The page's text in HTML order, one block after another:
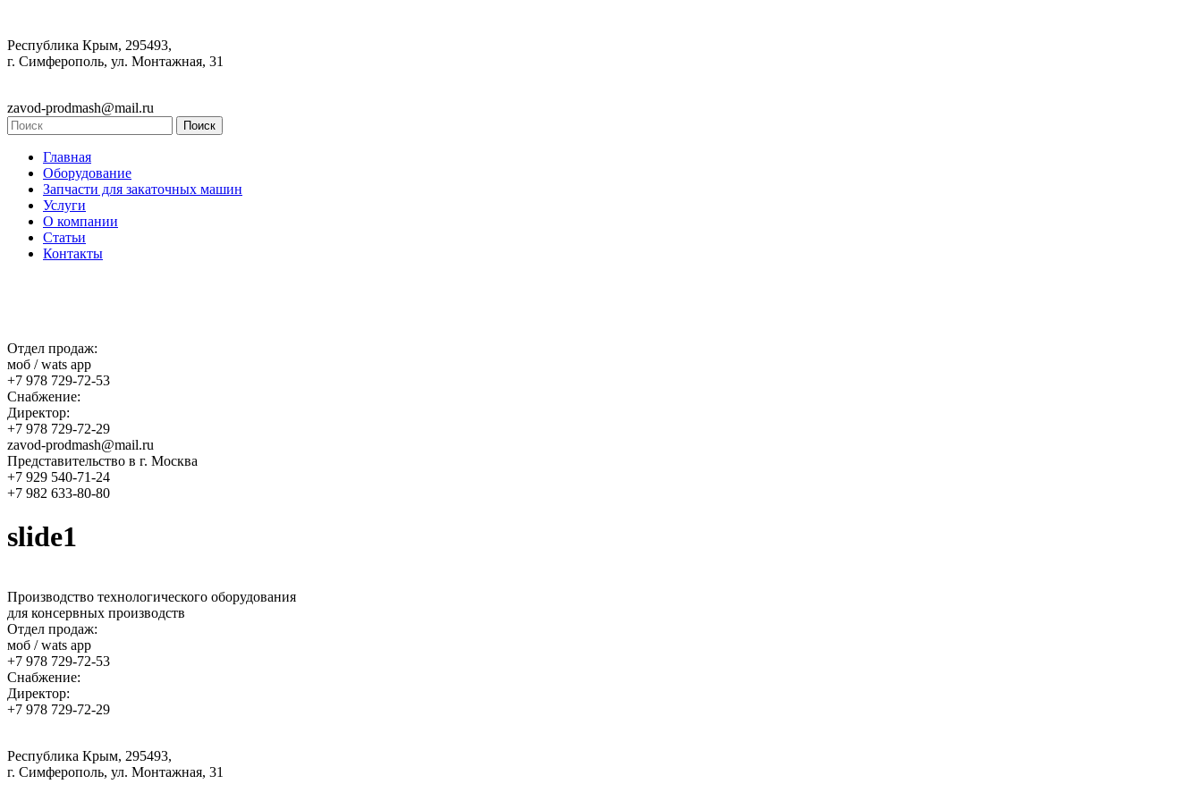
Республика Крым, 295493,
г. Симферополь, ул. Монтажная, 31
zavod-prodmash@mail.ru
Главная
Оборудование
Запчасти для закаточных машин
Услуги
О компании
Статьи
Контакты
Отдел продаж:
моб / wats app
+7 978 729-72-53
Снабжение:
Директор:
+7 978 729-72-29
zavod-prodmash@mail.ru
Представительство в г. Москва
+7 929 540-71-24
+7 982 633-80-80
slide1
Производство технологического оборудования
для консервных производств
Отдел продаж:
моб / wats app
+7 978 729-72-53
Снабжение:
Директор:
+7 978 729-72-29
Республика Крым, 295493,
г. Симферополь, ул. Монтажная, 31